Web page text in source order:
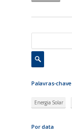
Palavras-chave
Energia Solar
Por data